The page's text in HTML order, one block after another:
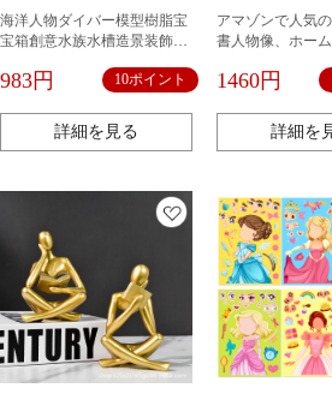
海洋人物ダイバー模型樹脂宝
宝箱創意水族水槽造景装飾置
983円 10ポイント
詳細を見る
アマゾンで人気
書人物像、ホー
脂工芸品
1460円
詳細を